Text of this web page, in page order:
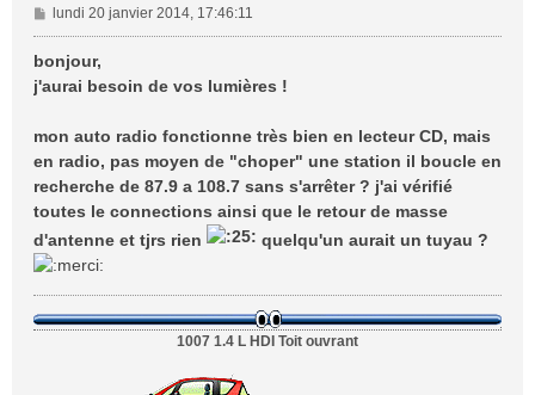
M
e
s
a
e
lundi 20 janvier 2014, 17:46:11
bonjour,
j'aurai besoin de vos lumières !
mon auto radio fonctionne très bien en lecteur CD, mais
en radio, pas moyen de "choper" une station il boucle en
recherche de 87.9 a 108.7 sans s'arrêter ? j'ai vérifié
toutes le connections ainsi que le retour de masse
d'antenne et tjrs rien
quelqu'un aurait un tuyau ?
1007 1.4 L HDI Toit ouvrant